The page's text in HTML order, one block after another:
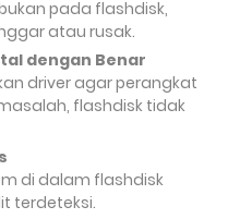
pada flashdisk,
atau rusak.
dengan Benar
driver agar perangkat
flashdisk tidak
di dalam flashdisk
terdeteksi.